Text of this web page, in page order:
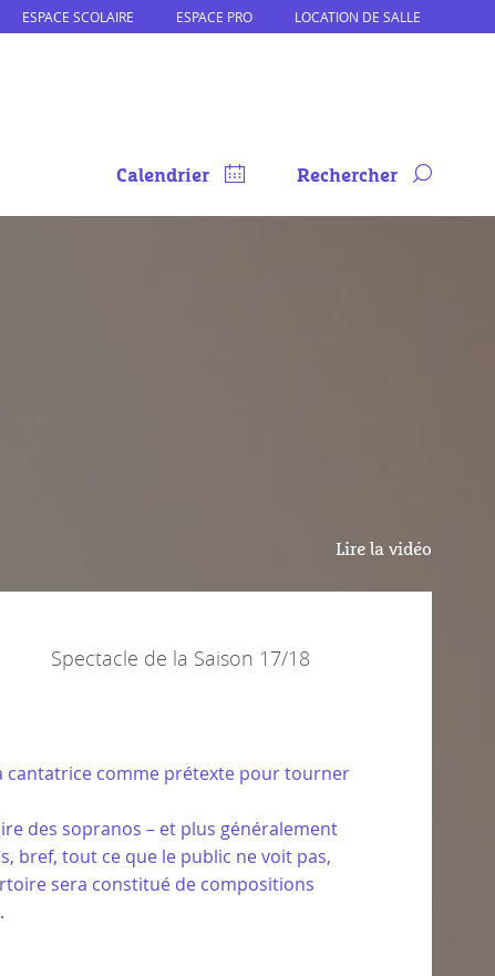
ESPACE SCOLAIRE ESPACE PRO LOCATION DE SALLE
Calendrier Rechercher
Lire la vidéo
Spectacle de la Saison 17/18
cantatrice comme prétexte pour tourner
des sopranos – et plus généralement
bref, tout ce que le public ne voit pas,
sera constitué de compositions